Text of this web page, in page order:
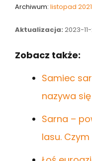
Archiwum: listopad 2021
Aktualizacja: 2023-11-
Zobacz także:
Samiec
nazywa się
Sarna –
lasu.